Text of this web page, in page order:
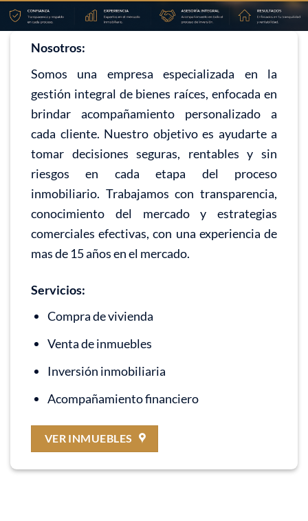
Nosotros:
Somos una empresa especializada en la
gestión integral de bienes raíces, enfocada en
brindar acompañamiento personalizado a
cada cliente. Nuestro objetivo es ayudarte a
tomar decisiones seguras, rentables y sin
riesgos en cada etapa del proceso
inmobiliario. Trabajamos con transparencia,
conocimiento del mercado y estrategias
comerciales efectivas, con una experiencia de
mas de 15 años en el mercado.
Servicios:
Compra de vivienda
Venta de inmuebles
Inversión inmobiliaria
Acompañamiento financiero
VER INMUEBLES